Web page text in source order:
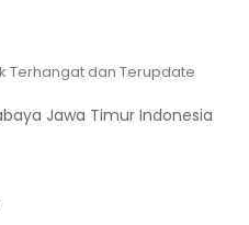
Terhangat dan Terupdate
Jawa Timur Indonesia